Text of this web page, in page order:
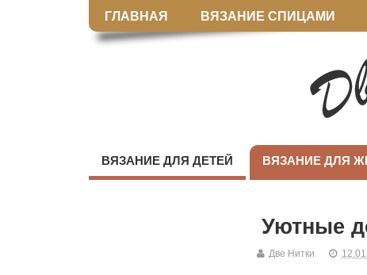
ГЛАВНАЯ ВЯЗАНИЕ СПИЦАМИ
ВЯЗАНИЕ ДЛЯ ДЕТЕЙ ВЯЗАНИЕ ДЛЯ
Уютные
Две Нитки